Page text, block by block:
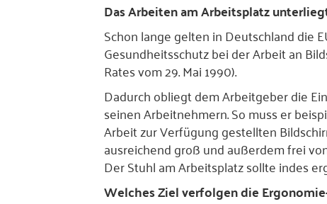
Das Arbeiten am Arbeitsplatz
Schon lange gelten in Deutschland die
Gesundheitsschutz bei der Arbeit an
Rates vom 29. Mai 1990).
Dadurch obliegt dem Arbeitgeber die
seinen Arbeitnehmern. So muss er
Arbeit zur Verfügung gestellten
ausreichend groß und außerdem frei
Der Stuhl am Arbeitsplatz sollte indes
Welches Ziel verfolgen die